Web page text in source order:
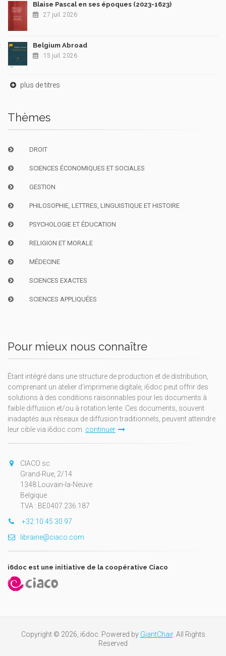
Blaise Pascal en ses époques (2023-1623)
27 juil. 2026
Belgium Abroad
15 juil. 2026
plus de titres
Thèmes
DROIT
SCIENCES ÉCONOMIQUES ET SOCIALES
GESTION
PHILOSOPHIE, LETTRES, LINGUISTIQUE ET HISTOIRE
PSYCHOLOGIE ET ÉDUCATION
RELIGION ET MORALE
MÉDECINE
SCIENCES EXACTES
SCIENCES APPLIQUÉES
Pour mieux nous connaître
Étant intégré dans une structure de production et de distribution,
comprenant un atelier d'imprimerie digitale, i6doc peut offrir des
solutions à des conditions raisonnables pour les documents à
faible diffusion et/ou à rotation lente. Ces documents, souvent
inadaptés aux réseaux de diffusion traditionnels, peuvent atteindre
leur cible via i6doc.com. continuer
CIACO sc
Grand-Rue, 2/14
1348 Louvain-la-Neuve
Belgique
TVA : BE0407.236.187
+32 10 45 30 97
librairie@ciaco.com
i6doc est une initiative de la coopérative Ciaco
Copyright © 2026, i6doc. Powered by GiantChair. All Rights
Reserved